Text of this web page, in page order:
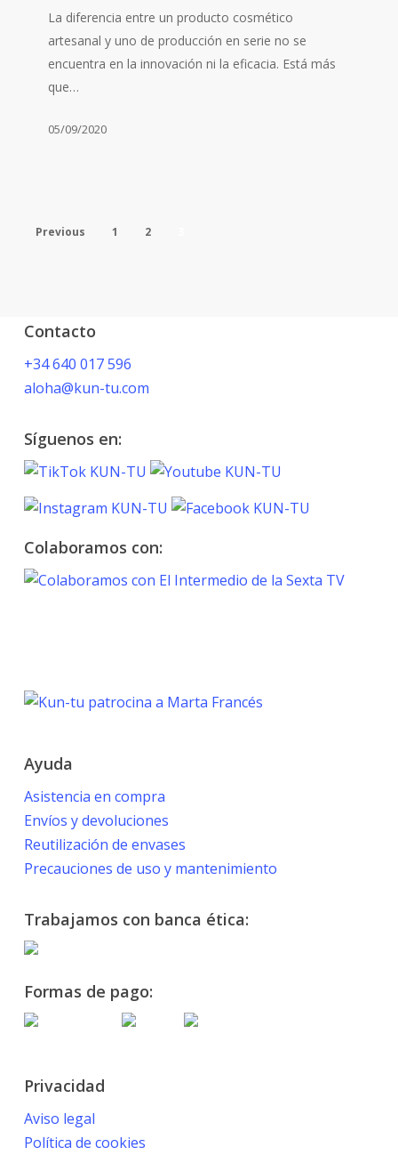
La diferencia entre un producto cosmético
artesanal y uno de producción en serie no se
encuentra en la innovación ni la eficacia. Está más
que…
05/09/2020
Previous 1 2
Contacto
+34 640 017 596
aloha@kun-tu.com
Síguenos en:
Colaboramos con:
Ayuda
Asistencia en compra
Envíos y devoluciones
Reutilización de envases
Precauciones de uso y mantenimiento
Trabajamos con banca ética:
Formas de pago:
Privacidad
Aviso legal
Política de cookies